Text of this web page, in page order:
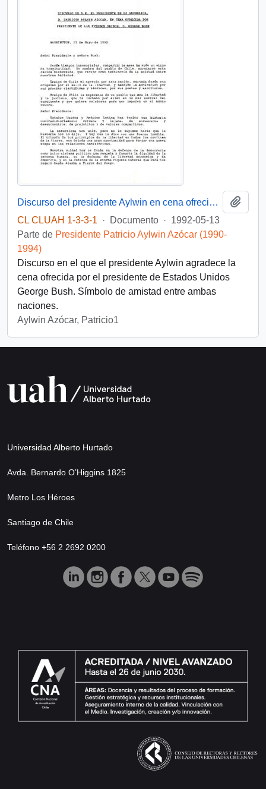
Discurso del presidente Aylwin en cena ofrecida por el presidente de Estados Unidos, D. George Bush
CL CLUAH 1-3-3-1
· Documento · 1992-05-13
Parte de Presidente Patricio Aylwin Azócar (1990-
1994)
Discurso en el que el presidente Aylwin agradece la
cena ofrecida por el presidente de Estados Unidos
George Bush. Símbolo de amistad entre ambas
naciones.
Aylwin Azócar, Patricio1
Universidad Alberto Hurtado
Avda. Bernardo O’Higgins 1825
Metro Los Héroes
Santiago de Chile
Teléfono +56 2 2692 0200